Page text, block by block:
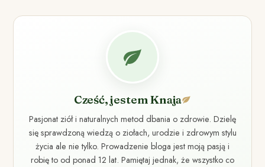
Cześć, jestem Knaja
Pasjonat ziół i naturalnych metod dbania o zdrowie. Dzielę
się sprawdzoną wiedzą o ziołach, urodzie i zdrowym stylu
życia ale nie tylko. Prowadzenie bloga jest moją pasją i
robię to od ponad 12 lat. Pamiętaj jednak, że wszystko co